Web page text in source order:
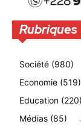
Rubriques
Société (980)
Economie (519)
Education (220)
Médias (85)